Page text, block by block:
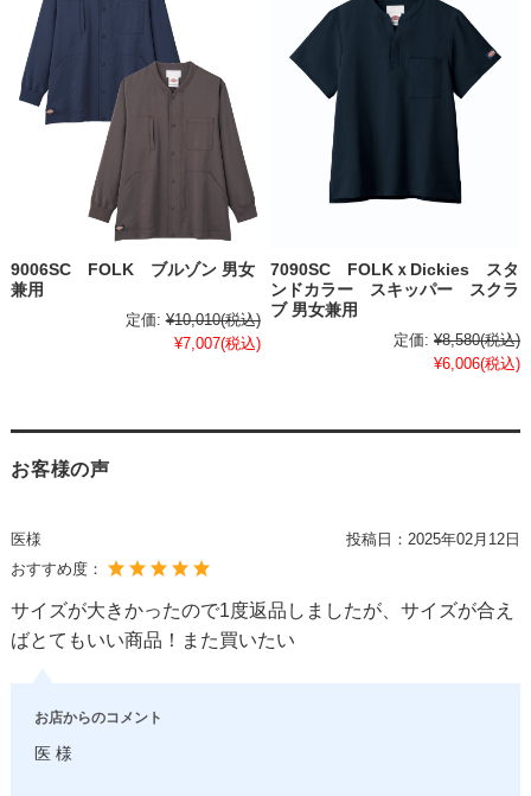
9006SC FOLK ブルゾン 男女
兼用
定価: ¥10,010(税込)
¥7,007(税込)
7090SC FOLKｘDickies スタ
ンドカラー スキッパー スクラ
ブ 男女兼用
定価: ¥8,580(税込)
¥6,006(税込)
お客様の声
医様 投稿日： 2025年02月12日
おすすめ度：
サイズが大きかったので1度返品しましたが、サイズが合え
ばとてもいい商品！また買いたい
お店からのコメント
医 様